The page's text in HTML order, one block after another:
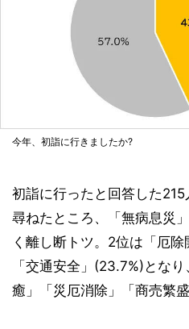
今年、初詣に行きましたか?
初詣に行ったと回答した215
尋ねたところ、「無病息災
く離し断トツ。2位は「厄
「交通安全」(23.7%)とな
癒」「災厄消除」「商売繁盛